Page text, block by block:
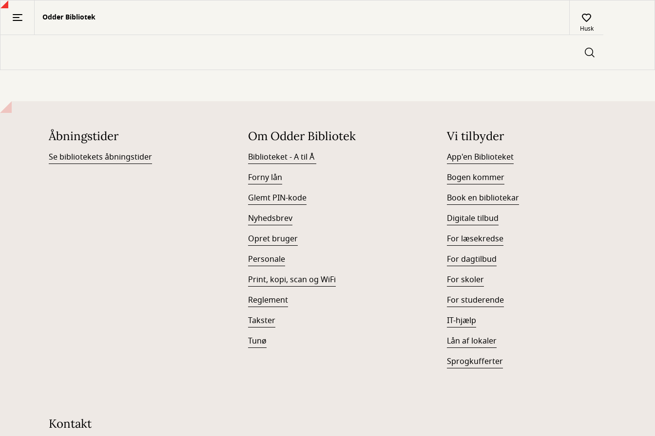
Gå
Odder Bibliotek
Husk
Åbningstider
Se bibliotekets åbningstider
Om Odder Bibliotek
Biblioteket - A til Å
Forny lån
Glemt PIN-kode
Nyhedsbrev
Opret bruger
Personale
Print, kopi, scan og WiFi
Reglement
Takster
Tunø
Vi tilbyder
App'en Biblioteket
Bogen kommer
Book en bibliotekar
Digitale tilbud
For læsekredse
For dagtilbud
For skoler
For studerende
IT-hjælp
Lån af lokaler
Sprogkufferter
Kontakt